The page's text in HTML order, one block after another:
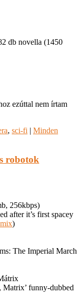
db novella (1450
ezúttal nem írtam
, sci-fi | Minden
robotok
256kbps)
after it’s first spacey
)
The Imperial March
Matrix’ funny-dubbed